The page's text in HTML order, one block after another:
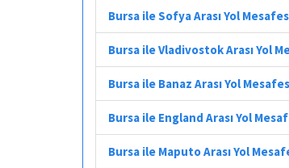
Bursa ile Sofya Arası Yol
Bursa ile Vladivostok Arası Yol
Bursa ile Banaz Arası Yol
Bursa ile England Arası Yol
Bursa ile Maputo Arası Yol